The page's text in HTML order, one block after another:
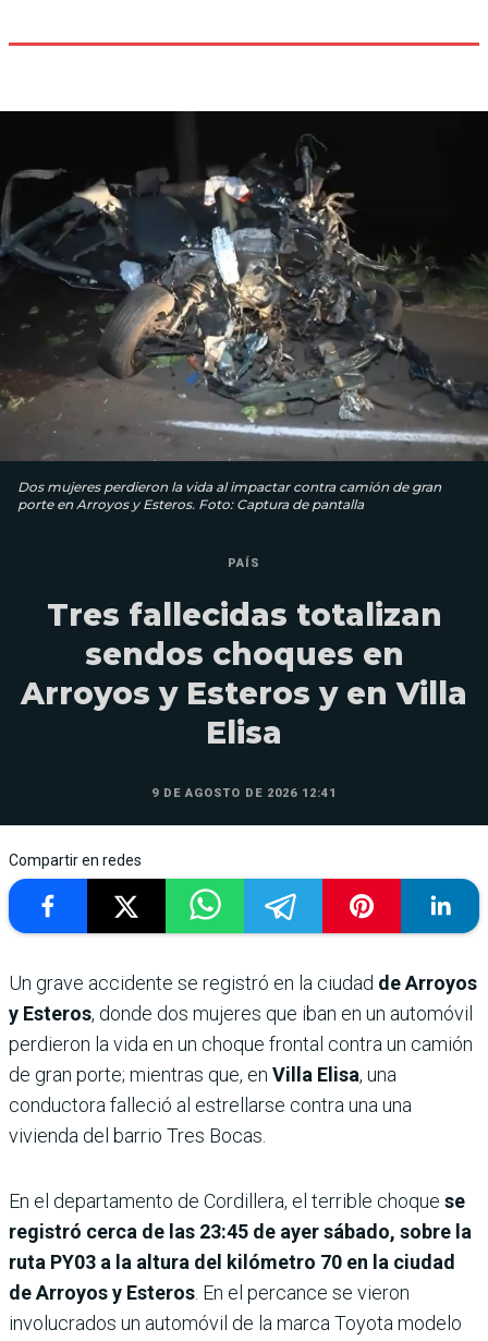
Dos mujeres perdieron la vida al impactar contra camión de gran
porte en Arroyos y Esteros. Foto: Captura de pantalla
PAÍS
Tres fallecidas totalizan
sendos choques en
Arroyos y Esteros y en Villa
Elisa
9 DE AGOSTO DE 2026 12:41
Compartir en redes
Un grave accidente se registró en la ciudad de Arroyos
y Esteros, donde dos mujeres que iban en un automóvil
perdieron la vida en un choque frontal contra un camión
de gran porte; mientras que, en Villa Elisa, una
conductora falleció al estrellarse contra una una
vivienda del barrio Tres Bocas.
En el departamento de Cordillera, el terrible choque se
registró cerca de las 23:45 de ayer sábado, sobre la
ruta PY03 a la altura del kilómetro 70 en la ciudad
de Arroyos y Esteros . En el percance se vieron
involucrados un automóvil de la marca Toyota modelo